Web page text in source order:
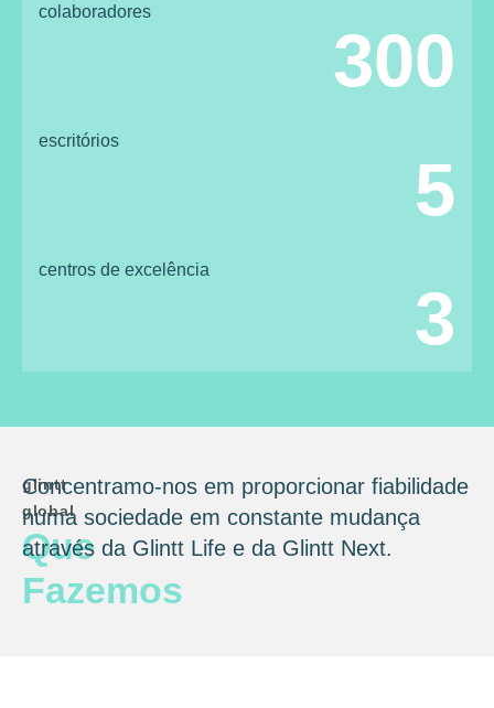
colaboradores
300
escritórios
5
centros de excelência
3
glintt
global
Que
Fazemos
Concentramo-nos em proporcionar fiabilidade
numa sociedade em constante mudança
através da Glintt Life e da Glintt Next.